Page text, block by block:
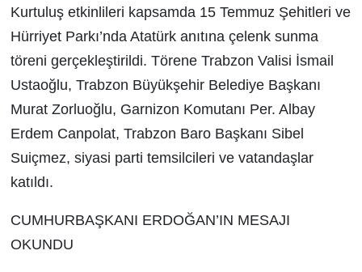
Kurtuluş etkinlileri kapsamda 15 Temmuz Şehitleri ve
Hürriyet Parkı’nda Atatürk anıtına çelenk sunma
töreni gerçekleştirildi. Törene Trabzon Valisi İsmail
Ustaoğlu, Trabzon Büyükşehir Belediye Başkanı
Murat Zorluoğlu, Garnizon Komutanı Per. Albay
Erdem Canpolat, Trabzon Baro Başkanı Sibel
Suiçmez, siyasi parti temsilcileri ve vatandaşlar
katıldı.
CUMHURBAŞKANI ERDOĞAN’IN MESAJI
OKUNDU